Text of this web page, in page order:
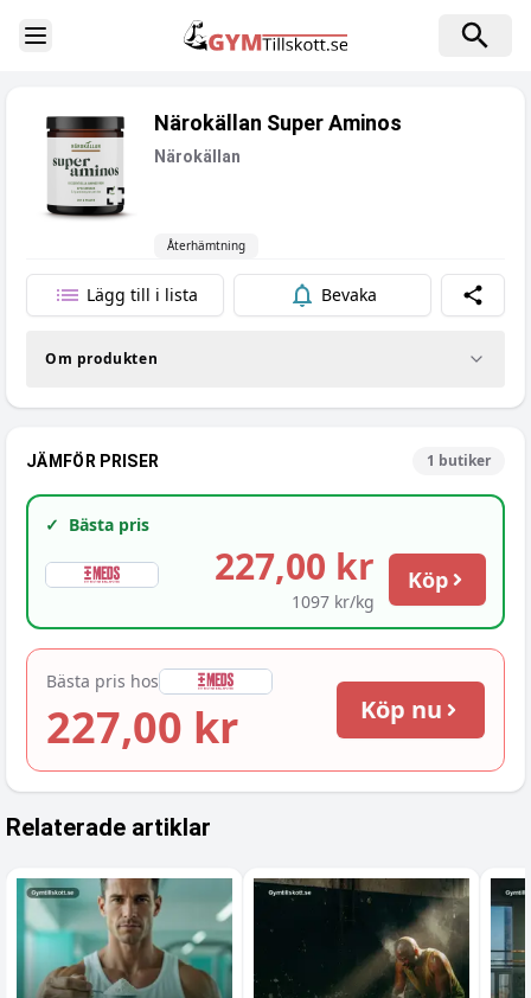
Toggle Sidebar
Närokällan Super Aminos
Närokällan
Återhämtning
Lägg till i lista Bevaka Dela
Om produkten
JÄMFÖR PRISER 1 butiker
✓ Bästa pris
227,00 kr
1097 kr/kg
Köp
Bästa pris hos
227,00 kr Köp nu
Relaterade artiklar